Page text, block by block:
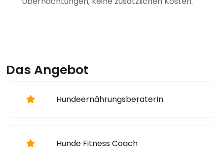
Das Angebot
HundeernährungsberaterIn
Hunde Fitness Coach